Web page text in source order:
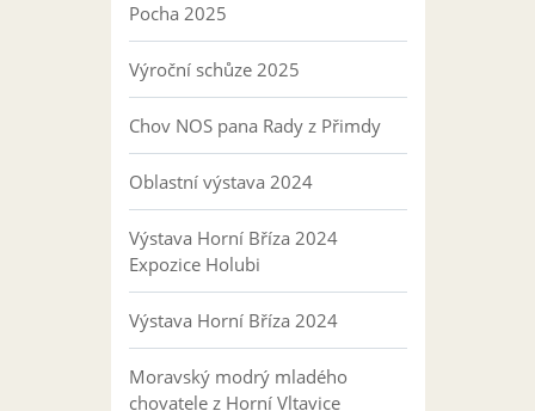
Pocha 2025
Výroční schůze 2025
Chov NOS pana Rady z Přimdy
Oblastní výstava 2024
Výstava Horní Bříza 2024
Expozice Holubi
Výstava Horní Bříza 2024
Moravský modrý mladého
chovatele z Horní Vltavice